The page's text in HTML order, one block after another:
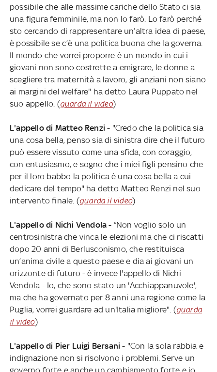
possibile che alle massime cariche dello Stato ci sia
una figura femminile, ma non lo farò. Lo farò perché
sto cercando di rappresentare un’altra idea di paese,
è possibile se c’è una politica buona che la governa.
Il mondo che vorrei proporre è un mondo in cui i
giovani non sono costrette a emigrare, le donne a
scegliere tra maternità a lavoro, gli anziani non siano
ai margini del welfare" ha detto Laura Puppato nel
suo appello. (guarda il video)
L'appello di Matteo Renzi - "Credo che la politica sia
una cosa bella, penso sia di sinistra dire che il futuro
può essere vissuto come una sfida, con coraggio,
con entusiasmo, e sogno che i miei figli pensino che
per il loro babbo la politica è una cosa bella a cui
dedicare del tempo" ha detto Matteo Renzi nel suo
intervento finale. (guarda il video)
L'appello di Nichi Vendola - “Non voglio solo un
centrosinistra che vinca le elezioni ma che ci riscatti
dopo 20 anni di Berlusconismo, che restituisca
un’anima civile a questo paese e dia ai giovani un
orizzonte di futuro - è invece l'appello di Nichi
Vendola - Io, che sono stato un 'Acchiappanuvole',
ma che ha governato per 8 anni una regione come la
Puglia, vorrei guardare ad un'Italia migliore". (guarda
il video)
L'appello di Pier Luigi Bersani- "Con la sola rabbia e
indignazione non si risolvono i problemi. Serve un
governo forte e anche un cambiamento forte e io,